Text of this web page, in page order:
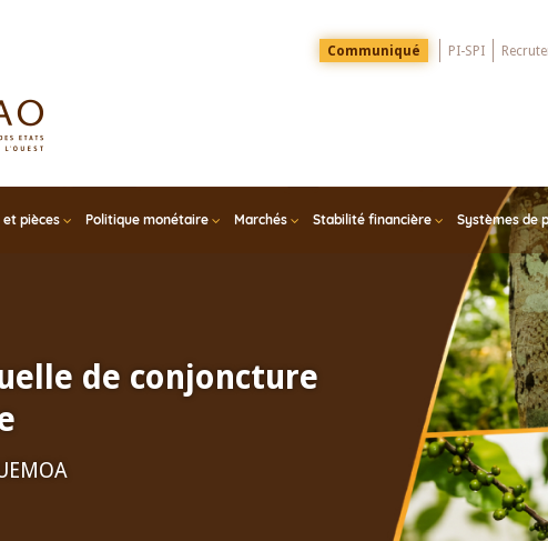
Menu
Top
Communiqué PI-SPI
et pièces Politique monétaire Marchés Stabilité financière Systèmes de
de conjoncture